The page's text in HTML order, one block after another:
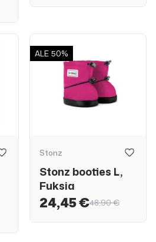
ALE 50%
Stonz
Stonz booties L,
Fuksia
24,45 €48,90 €